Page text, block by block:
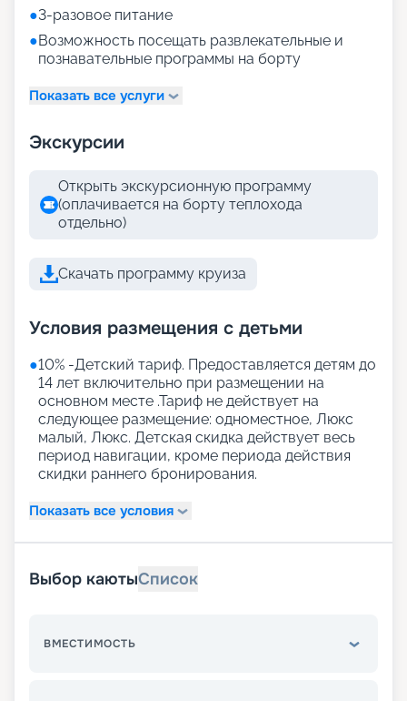
●3-разовое питание
●Возможность посещать развлекательные и
познавательные программы на борту
Показать все услуги
Экскурсии
Открыть экскурсионную программу
(оплачивается на борту теплохода
отдельно)
Скачать программу круиза
Условия размещения с детьми
●10% -Детский тариф. Предоставляется детям до
14 лет включительно при размещении на
основном месте .Тариф не действует на
следующее размещение: одноместное, Люкс
малый, Люкс. Детская скидка действует весь
период навигации, кроме периода действия
скидки раннего бронирования.
Показать все условия
Выбор каютыСписок
ВМЕСТИМОСТЬ